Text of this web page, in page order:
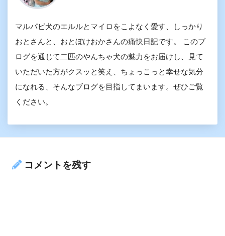
マルパピ犬のエルルとマイロをこよなく愛す、しっかり
おとさんと、おとぼけおかさんの痛快日記です。 このブ
ログを通じて二匹のやんちゃ犬の魅力をお届けし、見て
いただいた方がクスッと笑え、ちょっこっと幸せな気分
になれる、そんなブログを目指してまいます。ぜひご覧
ください。
コメントを残す